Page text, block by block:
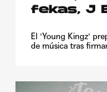
fekas, J
El 'Young Kingz'
de música tras